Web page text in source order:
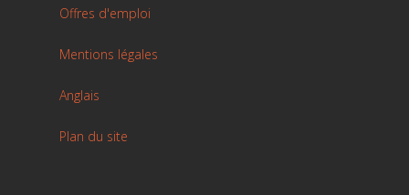
Offres d'emploi
Mentions légales
Anglais
Plan du site